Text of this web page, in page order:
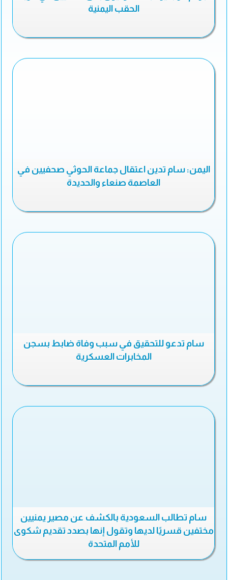
الحقب اليمنية
اليمن: سام تدين اعتقال جماعة الحوثي صحفيين في
العاصمة صنعاء والحديدة
سام تدعو للتحقيق في سبب وفاة ضابط بسجن
المخابرات العسكرية
سام تطالب السعودية بالكشف عن مصير يمنيين
مختفين قسريًا لديها وتقول إنها بصدد تقديم شكوى
للأمم المتحدة